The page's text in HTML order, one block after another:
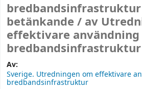
bredbandsinfrastruktur
betänkande / av
effektivare användning
bredbandsinfrastruktur
Av:
Sverige. Utredningen om effektivare
bredbandsinfrastruktur